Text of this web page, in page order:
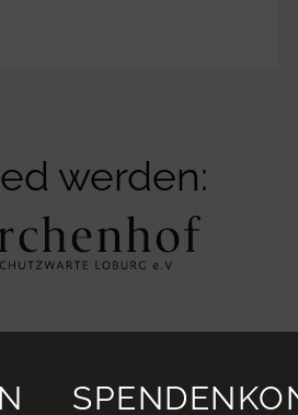
werden: